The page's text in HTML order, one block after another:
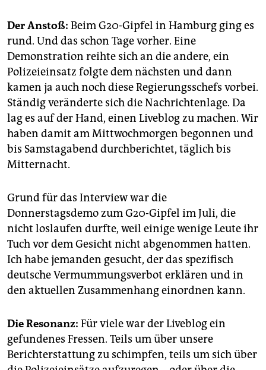
Der Anstoß: Beim G20-Gipfel in Hamburg ging es
rund. Und das schon Tage vorher. Eine
Demonstration reihte sich an die andere, ein
Polizeieinsatz folgte dem nächsten und dann
kamen ja auch noch diese Regierungsschefs vorbei.
Ständig veränderte sich die Nachrichtenlage. Da
lag es auf der Hand, einen Liveblog zu machen. Wir
haben damit am Mittwochmorgen begonnen und
bis Samstagabend durchberichtet, täglich bis
Mitternacht.
Grund für das Interview war die
Donnerstagsdemo zum G20-Gipfel im Juli, die
nicht loslaufen durfte, weil einige wenige Leute ihr
Tuch vor dem Gesicht nicht abgenommen hatten.
Ich habe jemanden gesucht, der das spezifisch
deutsche Vermummungsverbot erklären und in
den aktuellen Zusammenhang einordnen kann.
Die Resonanz: Für viele war der Liveblog ein
gefundenes Fressen. Teils um über unsere
Berichterstattung zu schimpfen, teils um sich über